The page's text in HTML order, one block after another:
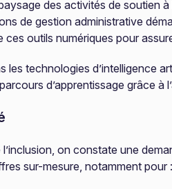
des activités de soutien
de gestion administrative
outils numériques pour
technologies d’intelligence
d’apprentissage grâce à
on constate une
sur-mesure, notamment pour :